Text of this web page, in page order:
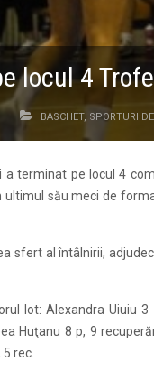
locul 4
BASCHET, SPORTURI
a terminat pe locul 4
său meci de
sfert al întâlnirii,
lot: Alexandra Uiuiu
Huţanu 8 p, 9
rec.